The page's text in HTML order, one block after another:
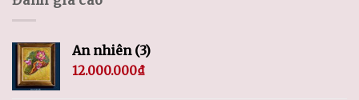
An nhiên (3)
12.000.000₫